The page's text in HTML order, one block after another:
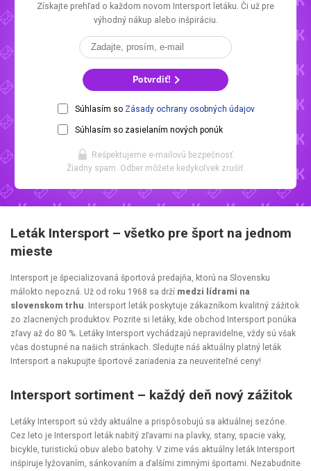
Získajte prehľad o každom novom Intersport letáku. Či už pre
výhodný nákup alebo inšpiráciu.
Potvrdiť!
Súhlasím so Zásady ochrany osobných údajov
Súhlasím so zasielaním nových ponúk
Rešpektujeme e-mailovú bezpečnosť.
Žiadny spam. Odber môžete kedykoľvek zrušiť.
Leták Intersport – všetko pre šport na jednom
mieste
Intersport je špecializovaná športová predajňa, ktorú na Slovensku
málokto nepozná. Už od roku 1968 sa drží medzi lídrami na
slovenskom trhu. Intersport leták poskytuje zákazníkom kvalitný zážitok
zo zlacnených produktov. Pozrite si letáky, kde obchod Intersport ponúka
zľavy až do 80 %. Letáky Intersport vychádzajú nepravidelne, vždy sú však
včas dostupné na našich stránkach. Sledujte náš aktuálny platný leták
Intersport a nakupujte športové zariadenia za neuveriteľné ceny!
Intersport sortiment – každý deň nový zážitok
Letáky Intersport sú vždy aktuálne a prispôsobujú sa aktuálnej sezóne.
Cez leto je Intersport leták nabitý zľavami na plavky, stany, spacie vaky,
bicykle, turistickú obuv alebo batohy. V zime vás aktuálny leták Intersport
inšpiruje lyžovaním, sánkovaním a ďalšími zimnými športami. Nezabudnite